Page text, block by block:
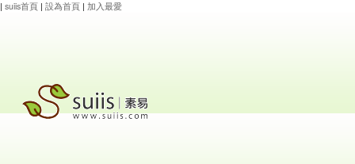
| suiis首頁 | 設為首頁 | 加入最愛